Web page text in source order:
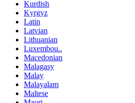
Kurdish
Kyrgyz
Latin
Latvian
Lithuanian
Luxembou..
Macedonian
Malagasy
Malay
Malayalam
Maltese